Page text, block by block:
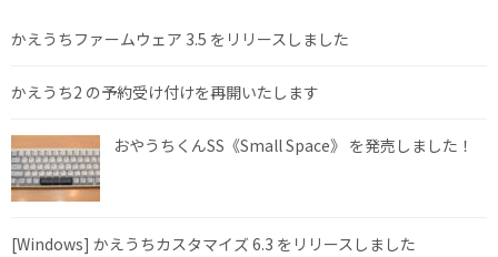
かえうちファームウェア 3.5 をリリースしました
かえうち2 の予約受け付けを再開いたします
おやうちくんSS《Small Space》 を発売しました！
[Windows] かえうちカスタマイズ 6.3 をリリースしました